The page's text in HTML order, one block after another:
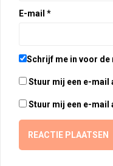
E-mail *
Schrijf me in voor de
Stuur mij een e-
Stuur mij een e-mail